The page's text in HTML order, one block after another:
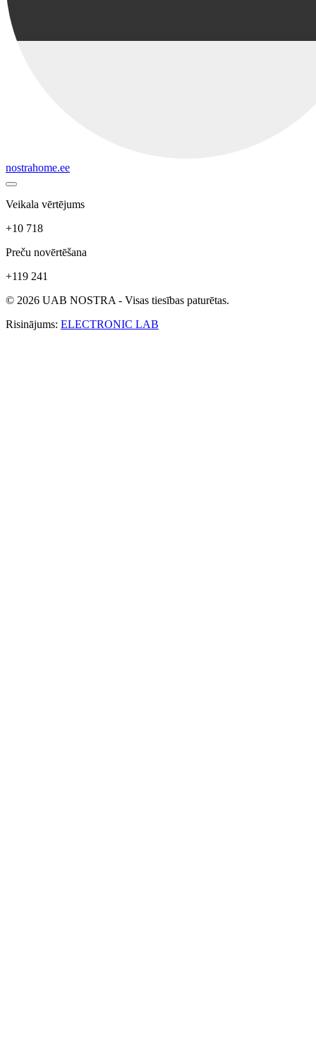
nostrahome.ee
Veikala vērtējums
+10 718
Preču novērtēšana
+119 241
© 2026 UAB NOSTRA - Visas tiesības paturētas.
Risinājums: ELECTRONIC LAB